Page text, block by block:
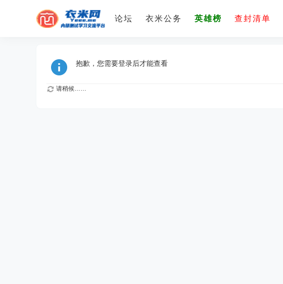
论坛 衣米公务 英雄榜 查封清单
抱歉，您需要登录后才能查看
请稍候……